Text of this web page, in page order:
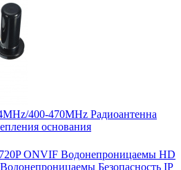
400-470MHz Радиоантенна
основания